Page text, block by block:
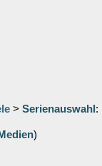
> Serienauswahl :
)